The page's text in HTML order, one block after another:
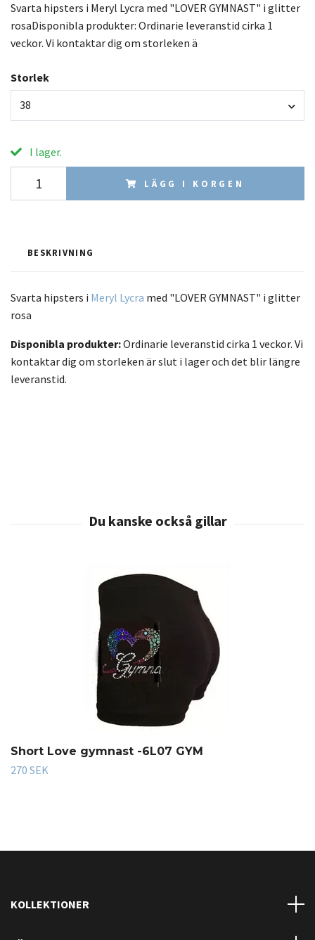
Svarta hipsters i Meryl Lycra med "LOVER GYMNAST" i glitter
rosaDisponibla produkter: Ordinarie leveranstid cirka 1
veckor. Vi kontaktar dig om storleken ä
Storlek
38
I lager.
LÄGG I KORGEN
BESKRIVNING
Svarta hipsters i Meryl Lycra med "LOVER GYMNAST" i glitter
rosa
Disponibla produkter:Ordinarie leveranstid cirka 1 veckor. Vi
kontaktar dig om storleken är slut i lager och det blir längre
leveranstid.
Short Love gymnast -6L07 GYM
270 SEK
KOLLEKTIONER